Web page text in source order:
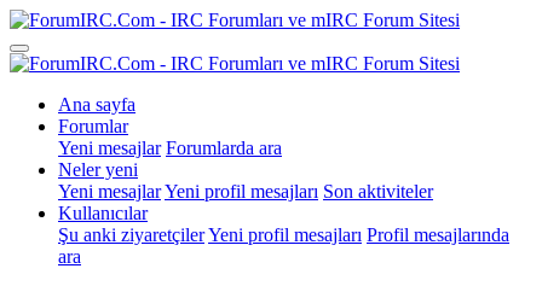
Ana sayfa
Forumlar
Yeni mesajlar Forumlarda ara
Neler yeni
Yeni mesajlarYeni profil mesajları Son aktiviteler
Kullanıcılar
Şu anki ziyaretçilerYeni profil mesajları Profil mesajlarında
ara